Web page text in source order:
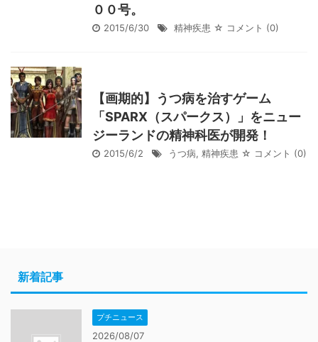
００号。
2015/6/30 精神疾患 ☆ コメント (0)
【画期的】うつ病を治すゲーム
「SPARX（スパークス）」をニュー
ジーランドの精神科医が開発！
2015/6/2 うつ病, 精神疾患 ☆ コメント (0)
新着記事
プチニュース
2026/08/07